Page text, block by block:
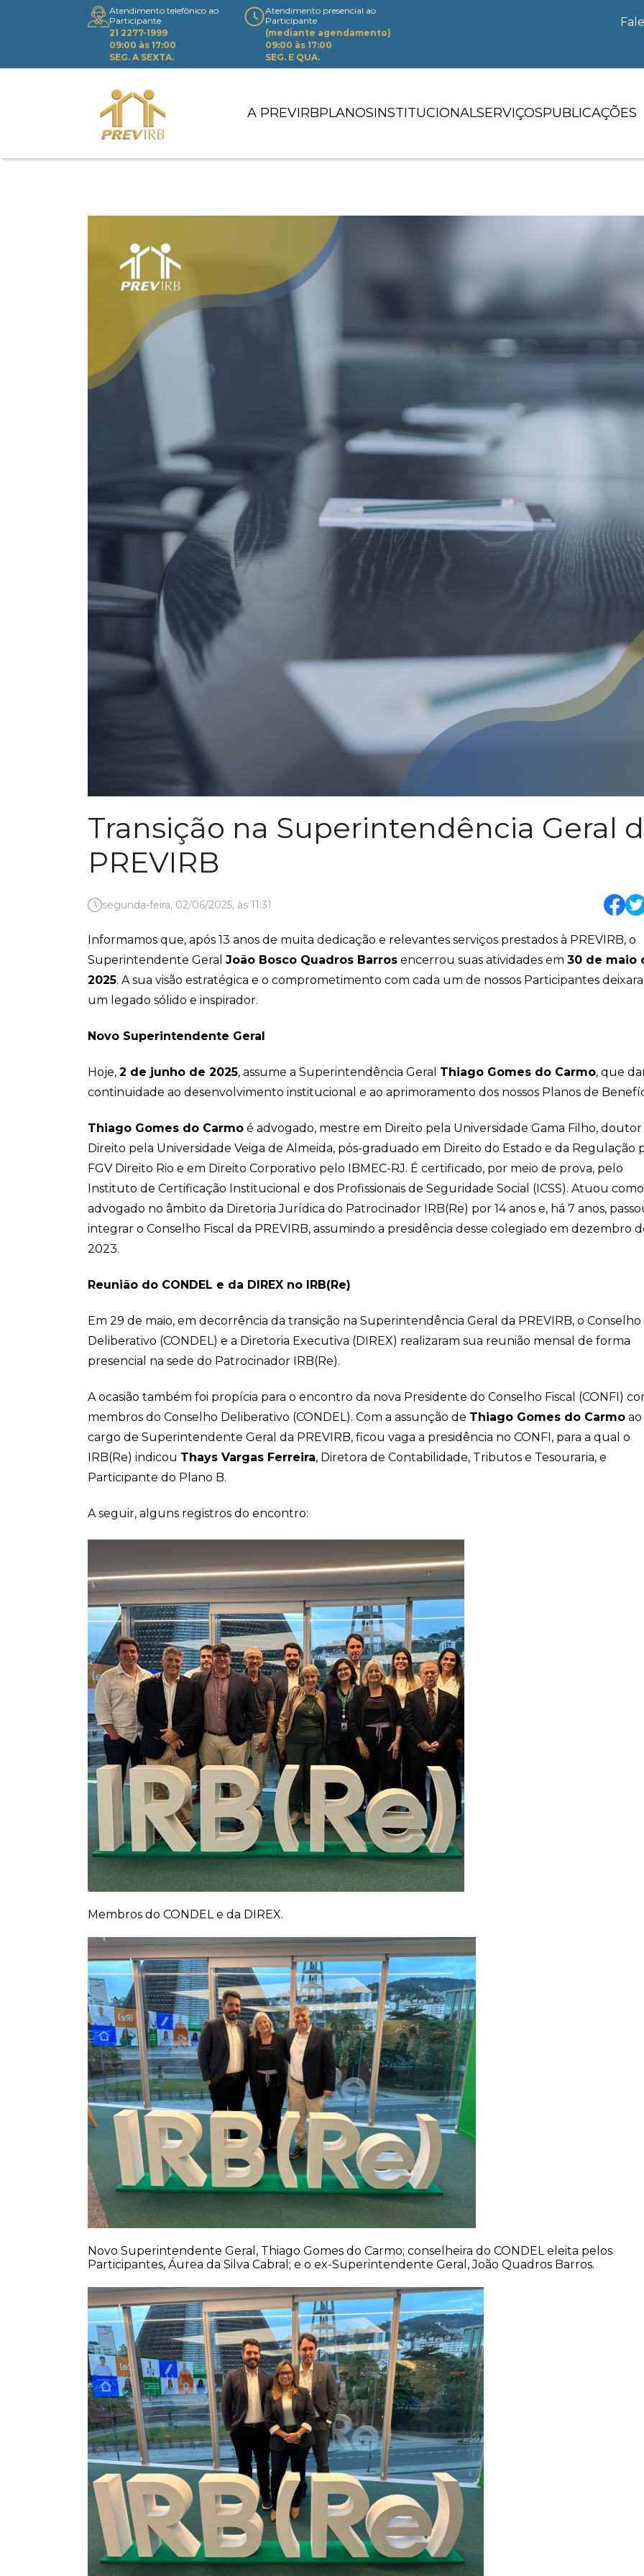
Atendimento telefônico ao
Participante
21 2277-1999
09:00 às 17:00
SEG. A SEXTA.
Atendimento presencial ao
Participante
(mediante agendamento)
09:00 às 17:00
SEG. E QUA.
A PREVIRBPLANOSINSTITUCIONALSERVIÇOSPUBLICAÇÕES
Transição na Superintendência Geral
PREVIRB
segunda-feira, 02/06/2025, às 11:31
Informamos que, após 13 anos de muita dedicação e relevantes serviços prestados à PREVIRB, o
Superintendente Geral João Bosco Quadros Barros encerrou suas atividades em 30 de maio
2025. A sua visão estratégica e o comprometimento com cada um de nossos Participantes
um legado sólido e inspirador.
Novo Superintendente Geral
Hoje, 2 de junho de 2025, assume a Superintendência Geral Thiago Gomes do Carmo, que
continuidade ao desenvolvimento institucional e ao aprimoramento dos nossos Planos de
Thiago Gomes do Carmo é advogado, mestre em Direito pela Universidade Gama Filho,
Direito pela Universidade Veiga de Almeida, pós-graduado em Direito do Estado e da Regulação
FGV Direito Rio e em Direito Corporativo pelo IBMEC-RJ. É certificado, por meio de prova, pelo
Instituto de Certificação Institucional e dos Profissionais de Seguridade Social (ICSS). Atuou como
advogado no âmbito da Diretoria Jurídica do Patrocinador IRB(Re) por 14 anos e, há 7 anos,
integrar o Conselho Fiscal da PREVIRB, assumindo a presidência desse colegiado em dezembro
2023.
Reunião do CONDEL e da DIREX no IRB(Re)
Em 29 de maio, em decorrência da transição na Superintendência Geral da PREVIRB, o Conselho
Deliberativo (CONDEL) e a Diretoria Executiva (DIREX) realizaram sua reunião mensal de forma
presencial na sede do Patrocinador IRB(Re).
A ocasião também foi propícia para o encontro da nova Presidente do Conselho Fiscal (CONFI)
membros do Conselho Deliberativo (CONDEL). Com a assunção de Thiago Gomes do Carmo ao
cargo de Superintendente Geral da PREVIRB, ficou vaga a presidência no CONFI, para a qual o
IRB(Re) indicou Thays Vargas Ferreira, Diretora de Contabilidade, Tributos e Tesouraria, e
Participante do Plano B.
A seguir, alguns registros do encontro:
Membros do CONDEL e da DIREX.
Novo Superintendente Geral, Thiago Gomes do Carmo; conselheira do CONDEL eleita pelos
Participantes, Áurea da Silva Cabral; e o ex-Superintendente Geral, João Quadros Barros.